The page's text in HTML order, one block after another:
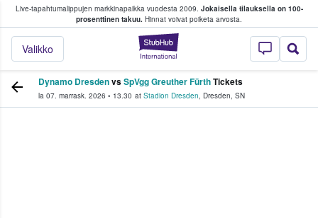
Live-tapahtumalippujen markkinapaikka vuodesta 2009. Jokaisella tilauksella on 100-
prosenttinen takuu. Hinnat voivat poiketa arvosta.
StubHub -
Valikko
fanit ostavat ja myyvät lippuja
Dynamo DresdenvsSpVgg Greuther FürthTickets
la 07. marrask. 2026 • 13.30 at Stadion Dresden, Dresden, SN